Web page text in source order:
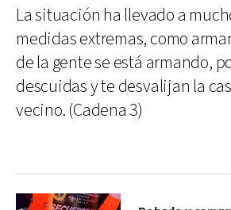
La situación ha llevado a
medidas extremas, como
de la gente se está armando,
descuidas y te desvalijan la
vecino. (Cadena 3)